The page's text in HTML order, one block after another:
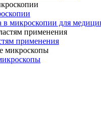
в микроскопии для
применения